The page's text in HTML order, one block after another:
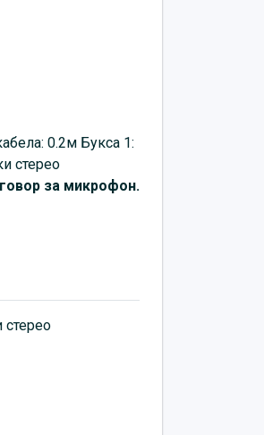
0.2м Букса 1:
стерео
за микрофон.